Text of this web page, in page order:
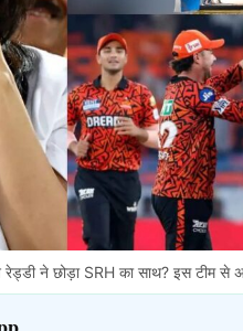
ने छोड़ा SRH का साथ? इस टीम